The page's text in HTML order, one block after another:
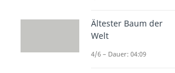
Den Kindern
beibringen
Ältester Baum der
Welt
4/6 – Dauer: 04:09